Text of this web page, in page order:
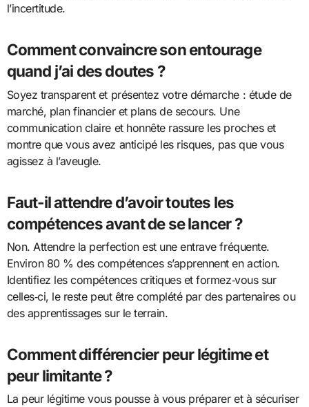
l’incertitude.
Comment convaincre son entourage
quand j’ai des doutes ?
Soyez transparent et présentez votre démarche : étude de
marché, plan financier et plans de secours. Une
communication claire et honnête rassure les proches et
montre que vous avez anticipé les risques, pas que vous
agissez à l’aveugle.
Faut-il attendre d’avoir toutes les
compétences avant de se lancer ?
Non. Attendre la perfection est une entrave fréquente.
Environ 80 % des compétences s’apprennent en action.
Identifiez les compétences critiques et formez‑vous sur
celles‑ci, le reste peut être complété par des partenaires ou
des apprentissages sur le terrain.
Comment différencier peur légitime et
peur limitante ?
La peur légitime vous pousse à vous préparer et à sécuriser